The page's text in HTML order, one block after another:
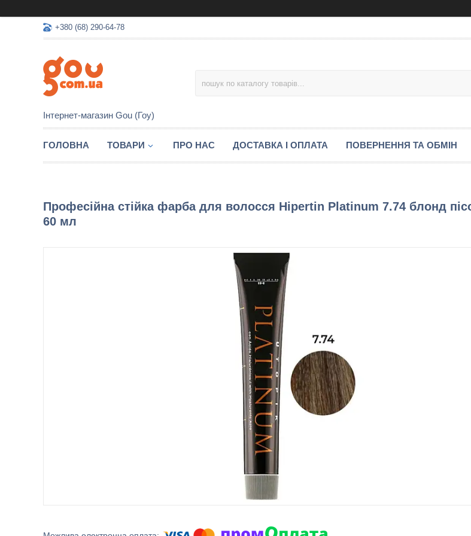
+380 (68) 290-64-78
Інтернет-магазин Gou (Гоу)
ГОЛОВНА ТОВАРИ ПРО НАС ДОСТАВКА І ОПЛАТА ПОВЕРНЕННЯ ТА ОБМІН
Професійна стійка фарба для волосся Hipertin Platinum 7.74 блонд
60 мл